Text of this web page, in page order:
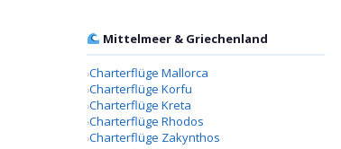
Mittelmeer & Griechenland
Charterflüge Mallorca
Charterflüge Korfu
Charterflüge Kreta
Charterflüge Rhodos
Charterflüge Zakynthos